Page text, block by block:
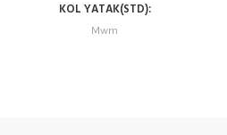
KOL YATAK(STD):
6.228.0.430.011.4 – 1216 0570
Mwm